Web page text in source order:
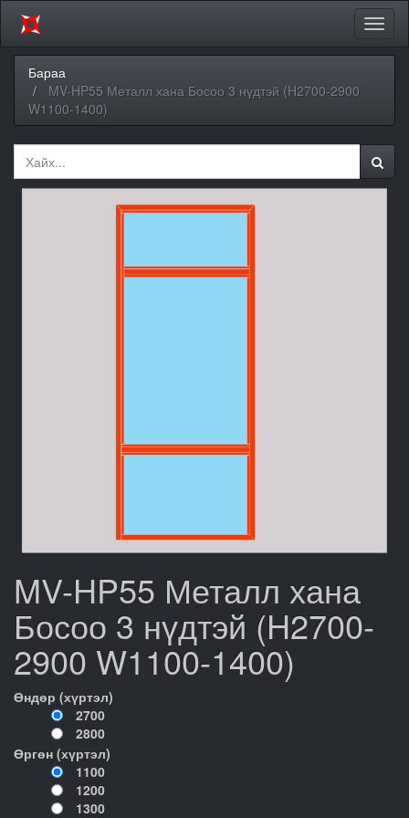
Бараа
MV-HP55 Металл хана Босоо 3 нүдтэй (H2700-2900
W1100-1400)
MV-HP55 Металл хана
Босоо 3 нүдтэй (H2700-
2900 W1100-1400)
Өндөр (хүртэл)
2700
2800
Өргөн (хүртэл)
1100
1200
1300